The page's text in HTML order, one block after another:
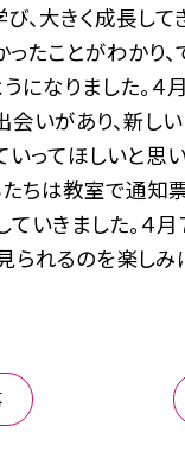
、大きく成長して
たことがわかり、
になりました。４
いがあり、新し
ってほしいと思
ちは教室で通知
いきました。４
れるのを楽しみ